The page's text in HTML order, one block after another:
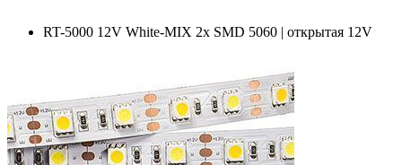
RT-5000 12V White-MIX 2x SMD 5060 | открытая 12V